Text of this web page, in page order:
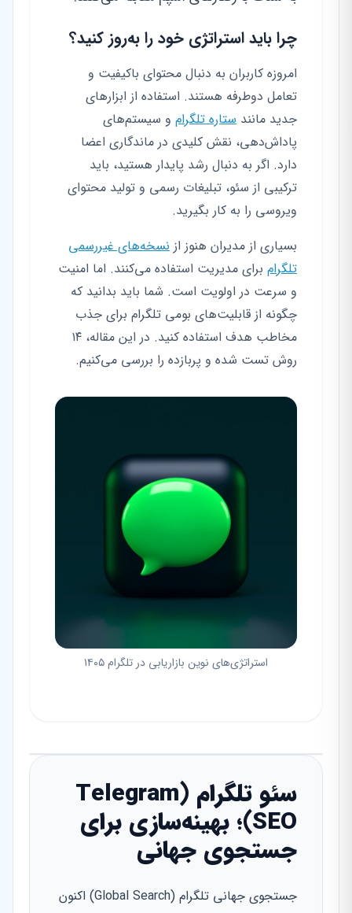
چرا باید استراتژی خود را به‌روز کنید؟
امروزه کاربران به دنبال محتوای باکیفیت و
تعامل دوطرفه هستند. استفاده از ابزارهای
جدید مانند ستاره تلگرام و سیستم‌های
پاداش‌دهی، نقش کلیدی در ماندگاری اعضا
دارد. اگر به دنبال رشد پایدار هستید، باید
ترکیبی از سئو، تبلیغات رسمی و تولید محتوای
ویروسی را به کار بگیرید.
بسیاری از مدیران هنوز از نسخه‌های غیررسمی
تلگرام برای مدیریت استفاده می‌کنند. اما امنیت
و سرعت در اولویت است. شما باید بدانید که
چگونه از قابلیت‌های بومی تلگرام برای جذب
مخاطب هدف استفاده کنید. در این مقاله، ۱۴
روش تست شده و پربازده را بررسی می‌کنیم.
استراتژی‌های نوین بازاریابی در تلگرام ۱۴۰۵
سئو تلگرام (Telegram
SEO)؛ بهینه‌سازی برای
جستجوی جهانی
جستجوی جهانی تلگرام (Global Search) اکنون